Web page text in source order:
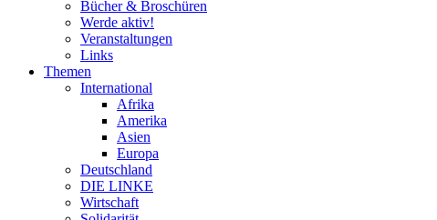
Bücher & Broschüren
Werde aktiv!
Veranstaltungen
Links
Themen
International
Afrika
Amerika
Asien
Europa
Deutschland
DIE LINKE
Wirtschaft